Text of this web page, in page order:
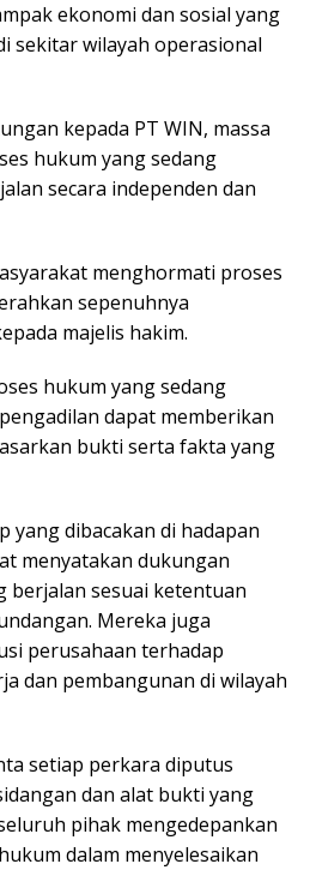
ekonomi dan sosial yang
sekitar wilayah operasional
kepada PT WIN, massa
hukum yang sedang
secara independen dan
menghormati proses
sepenuhnya
majelis hakim.
hukum yang sedang
dapat memberikan
bukti serta fakta yang
yang dibacakan di hadapan
menyatakan dukungan
berjalan sesuai ketentuan
Mereka juga
perusahaan terhadap
dan pembangunan di wilayah
setiap perkara diputus
dan alat bukti yang
pihak mengedepankan
dalam menyelesaikan